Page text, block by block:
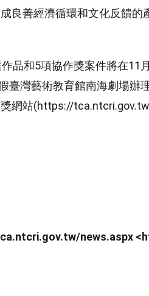
良善經濟循環和文化反饋的
品和5項協作獎案件將在11
臺灣藝術教育館南海劇場辦
網站(https://
news.aspx